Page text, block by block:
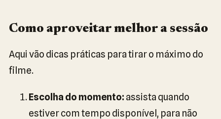
Como aproveitar melhor a sessão
Aqui vão dicas práticas para tirar o máximo do
filme.
Escolha do momento: assista quando
estiver com tempo disponível, para não